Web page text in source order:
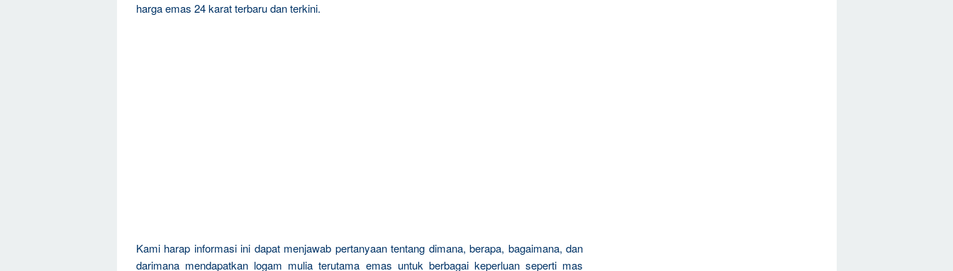
harga emas 24 karat terbaru dan terkini.
Kami harap informasi ini dapat menjawab pertanyaan tentang dimana, berapa, bagaimana, dan
darimana mendapatkan logam mulia terutama emas untuk berbagai keperluan seperti mas